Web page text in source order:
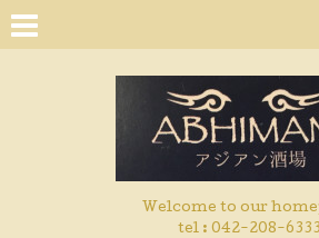
Welcome to our
tel : 042-208-6333